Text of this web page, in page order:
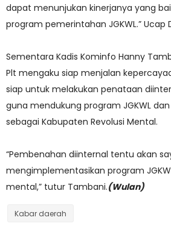
dapat menunjukan kinerjanya yang
program pemerintahan JGKWL.” Ucap
Sementara Kadis Kominfo Hanny
Plt mengaku siap menjalan
siap untuk melakukan penataan
guna mendukung program JGKWL
sebagai Kabupaten Revolusi Mental.
“Pembenahan diinternal tentu akan
mengimplementasikan program
mental,” tutur Tambani.(Wulan)
Kabar daerah